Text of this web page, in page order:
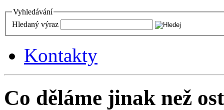
Vyhledávání
Hledaný výraz
Kontakty
Co děláme jinak než